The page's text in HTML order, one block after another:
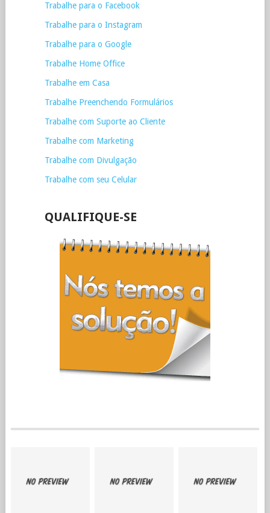
Trabalhe para o Facebook
Trabalhe para o Instagram
Trabalhe para o Google
Trabalhe Home Office
Trabalhe em Casa
Trabalhe Preenchendo Formulários
Trabalhe com Suporte ao Cliente
Trabalhe com Marketing
Trabalhe com Divulgação
Trabalhe com seu Celular
QUALIFIQUE-SE